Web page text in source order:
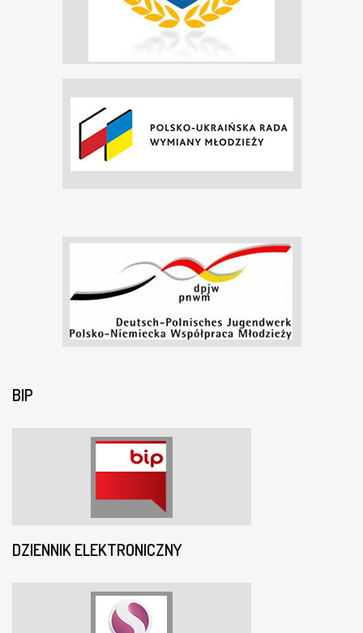
BIP
DZIENNIK ELEKTRONICZNY